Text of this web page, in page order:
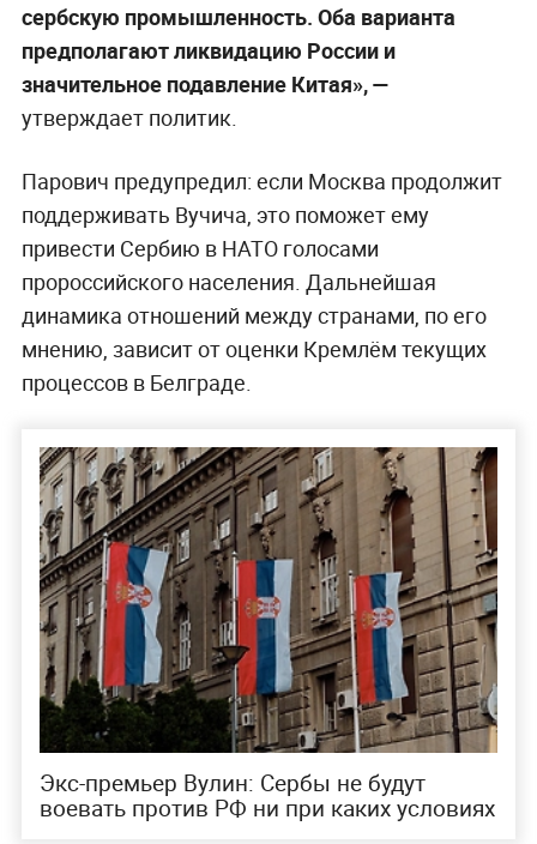
сербскую промышленность. Оба варианта
предполагают ликвидацию России и
значительное подавление Китая», —
утверждает политик.
Парович предупредил: если Москва продолжит
поддерживать Вучича, это поможет ему
привести Сербию в НАТО голосами
пророссийского населения. Дальнейшая
динамика отношений между странами, по его
мнению, зависит от оценки Кремлём текущих
процессов в Белграде.
Экс-премьер Вулин: Сербы не будут
воевать против РФ ни при каких условиях